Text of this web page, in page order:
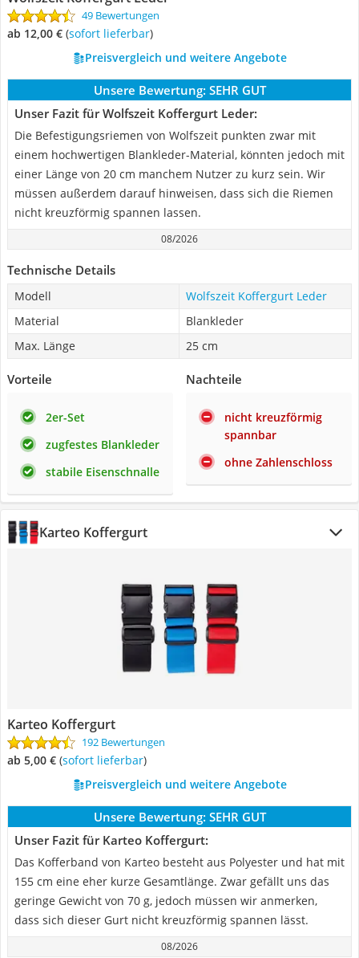
49 Bewertungen
ab 12,00 € ( Sofort lieferbar)
Preisvergleich und weitere Angebote
Unsere Bewertung: SEHR GUT
Unser Fazit für Wolfszeit Koffergurt Leder:
Die Befestigungsriemen von Wolfszeit punkten zwar mit
einem hochwertigen Blankleder-Material, könnten jedoch mit
einer Länge von 20 cm manchem Nutzer zu kurz sein. Wir
müssen außerdem darauf hinweisen, dass sich die Riemen
nicht kreuzförmig spannen lassen.
08/2026
Technische Details
Modell
Wolfszeit Koffergurt Leder
Material
Blankleder
Max. Länge
25 cm
Vorteile
2er-Set
zugfestes Blankleder
stabile Eisenschnalle
Nachteile
nicht kreuzförmig
spannbar
ohne Zahlenschloss
Karteo Koffergurt
Karteo Koffergurt
192 Bewertungen
ab 5,00 € ( Sofort lieferbar)
Preisvergleich und weitere Angebote
Unsere Bewertung: SEHR GUT
Unser Fazit für Karteo Koffergurt:
Das Kofferband von Karteo besteht aus Polyester und hat mit
155 cm eine eher kurze Gesamtlänge. Zwar gefällt uns das
geringe Gewicht von 70 g, jedoch müssen wir anmerken,
dass sich dieser Gurt nicht kreuzförmig spannen lässt.
08/2026